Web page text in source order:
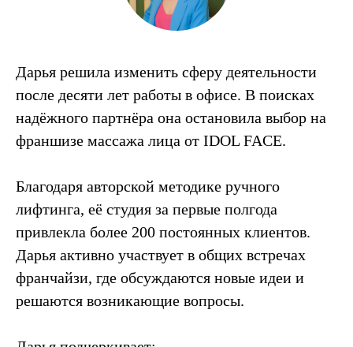
Дарья решила изменить сферу деятельности
после десяти лет работы в офисе. В поисках
надёжного партнёра она остановила выбор на
франшизе массажа лица от IDOL FACE.
Благодаря авторской методике ручного
лифтинга, её студия за первые полгода
привлекла более 200 постоянных клиентов.
Дарья активно участвует в общих встречах
франчайзи, где обсуждаются новые идеи и
решаются возникающие вопросы.